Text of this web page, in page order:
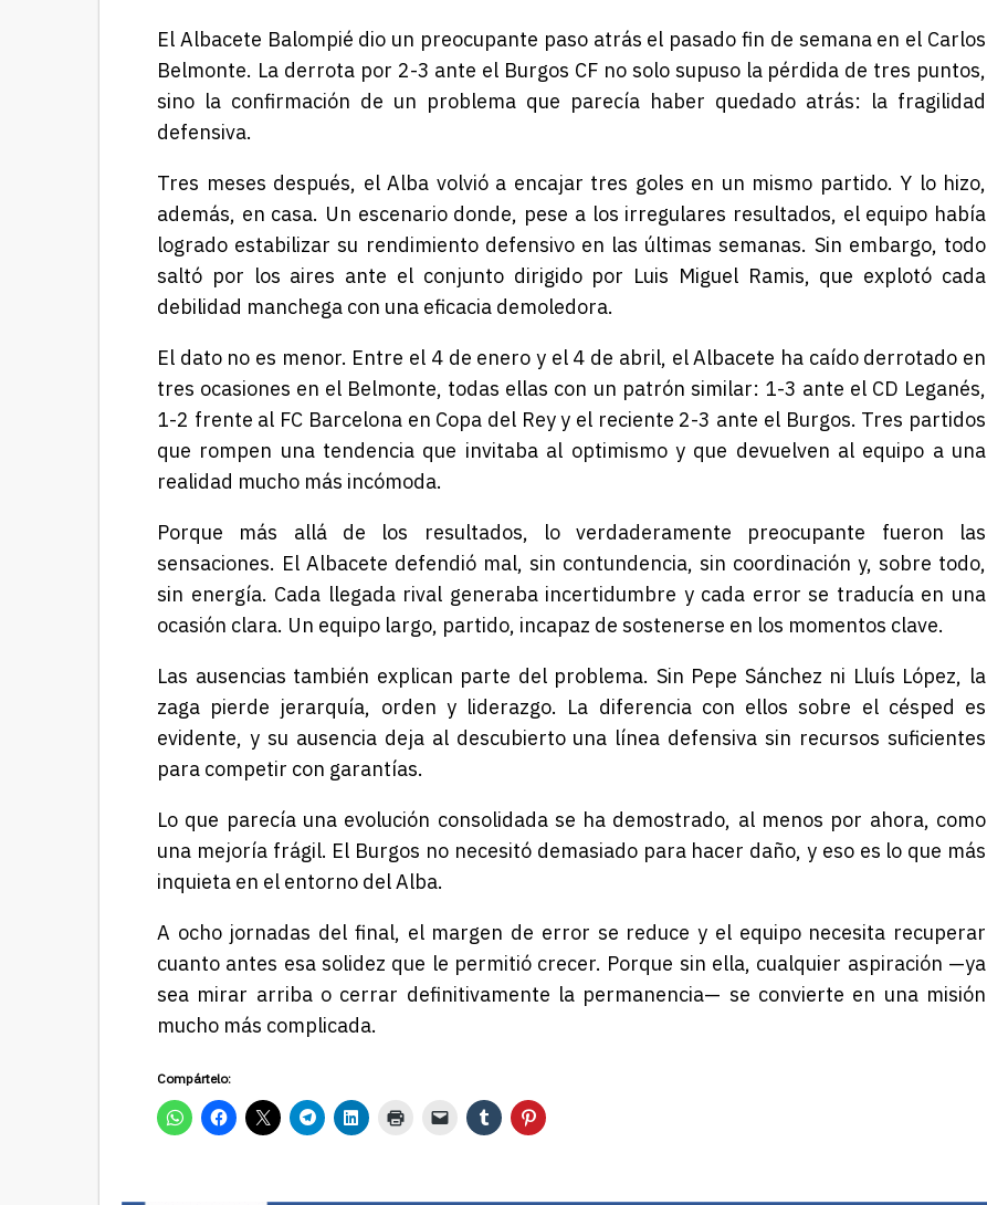
El Albacete Balompié dio un preocupante paso atrás el pasado fin de semana en el Carlos
Belmonte. La derrota por 2-3 ante el Burgos CF no solo supuso la pérdida de tres puntos,
sino la confirmación de un problema que parecía haber quedado atrás: la fragilidad
defensiva.
Tres meses después, el Alba volvió a encajar tres goles en un mismo partido. Y lo hizo,
además, en casa. Un escenario donde, pese a los irregulares resultados, el equipo había
logrado estabilizar su rendimiento defensivo en las últimas semanas. Sin embargo, todo
saltó por los aires ante el conjunto dirigido por Luis Miguel Ramis, que explotó cada
debilidad manchega con una eficacia demoledora.
El dato no es menor. Entre el 4 de enero y el 4 de abril, el Albacete ha caído derrotado en
tres ocasiones en el Belmonte, todas ellas con un patrón similar: 1-3 ante el CD Leganés,
1-2 frente al FC Barcelonaen Copa del Rey y el reciente 2-3 ante el Burgos. Tres partidos
que rompen una tendencia que invitaba al optimismo y que devuelven al equipo a una
realidad mucho más incómoda.
Porque más allá de los resultados, lo verdaderamente preocupante fueron las
sensaciones. El Albacete defendió mal, sin contundencia, sin coordinación y, sobre todo,
sin energía. Cada llegada rival generaba incertidumbre y cada error se traducía en una
ocasión clara. Un equipo largo, partido, incapaz de sostenerse en los momentos clave.
Las ausencias también explican parte del problema. Sin Pepe Sánchez ni Lluís López, la
zaga pierde jerarquía, orden y liderazgo. La diferencia con ellos sobre el césped es
evidente, y su ausencia deja al descubierto una línea defensiva sin recursos suficientes
para competir con garantías.
Lo que parecía una evolución consolidada se ha demostrado, al menos por ahora, como
una mejoría frágil. El Burgos no necesitó demasiado para hacer daño, y eso es lo que más
inquieta en el entorno del Alba.
A ocho jornadas del final, el margen de error se reduce y el equipo necesita recuperar
cuanto antes esa solidez que le permitió crecer. Porque sin ella, cualquier aspiración —ya
sea mirar arriba o cerrar definitivamente la permanencia— se convierte en una misión
mucho más complicada.
Compártelo: